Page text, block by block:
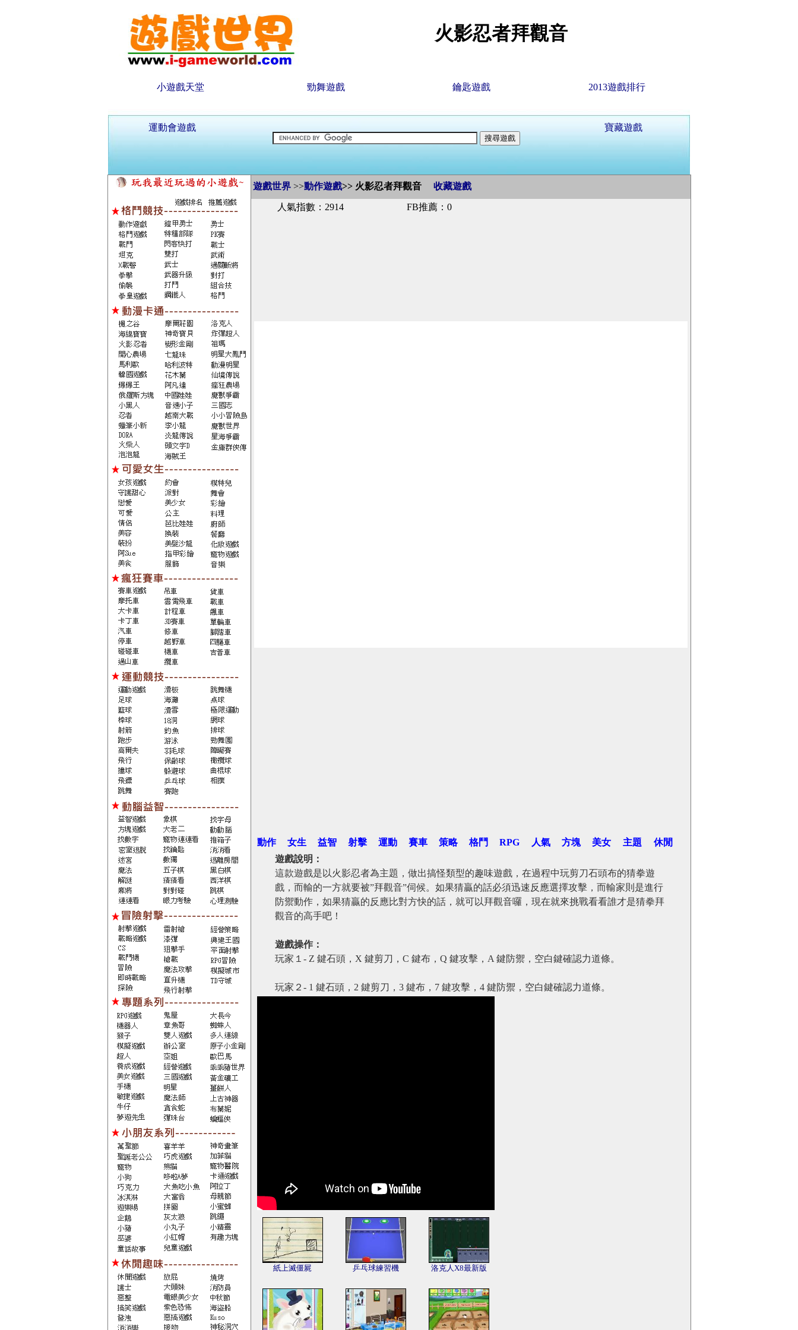
火影忍者拜觀音
小遊戲天堂 勁舞遊戲 鑰匙遊戲 2013遊戲排行
運動會遊戲 寶藏遊戲
遊戲世界 >>動作遊戲>>火影忍者拜觀音 收藏遊戲
人氣指數：2914 FB推薦：0
動作 女生 益智 射擊 運動 賽車 策略 格鬥 RPG 人氣 方塊 美女 主題
休閒
遊戲說明：
這款遊戲是以火影忍者為主題，做出搞怪類型的趣味遊戲，在過程中玩剪刀石頭布的猜拳遊
戲，而輸的一方就要被”拜觀音”伺候。如果猜贏的話必須迅速反應選擇攻擊，而輸家則是進行
防禦動作，如果猜贏的反應比對方快的話，就可以拜觀音囉，現在就來挑戰看看誰才是猜拳拜
觀音的高手吧！
遊戲操作：
玩家１- Z 鍵石頭，X 鍵剪刀，C 鍵布，Q 鍵攻擊，A 鍵防禦，空白鍵確認力道條。
玩家２- 1 鍵石頭，2 鍵剪刀，3 鍵布，7 鍵攻擊，4 鍵防禦，空白鍵確認力道條。
紙上滅僵屍 乒乓球練習機 洛克人X8最新版